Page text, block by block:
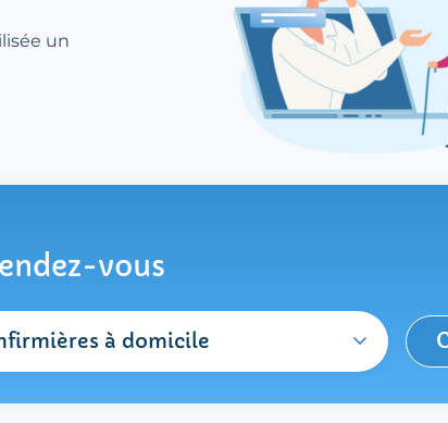
un
vous
à domicile